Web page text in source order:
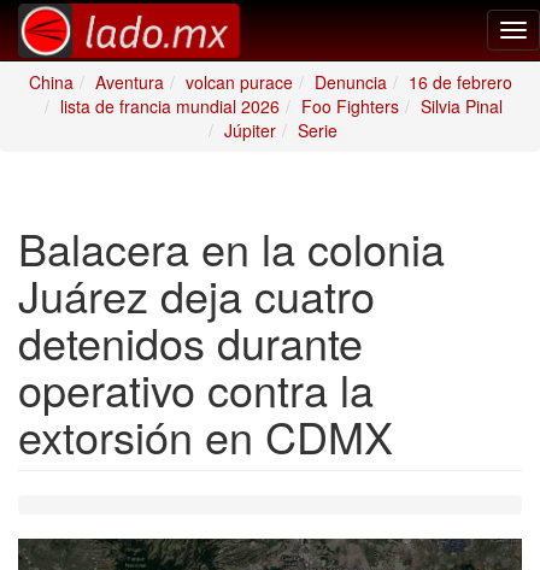
China
Aventura volcan purace Denuncia
16 de febrero
lista de francia mundial 2026
Foo Fighters
Silvia Pinal
Júpiter
Serie
Balacera en la colonia
Juárez deja cuatro
detenidos durante
operativo contra la
extorsión en CDMX